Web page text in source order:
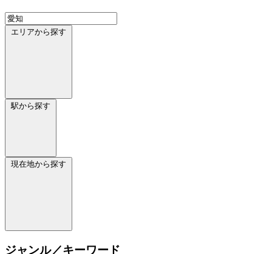
エリアから探す
駅から探す
現在地から探す
ジャンル／キーワード